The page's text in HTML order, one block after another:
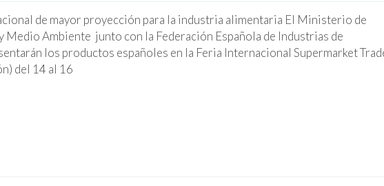
de mayor proyección para la industria alimentaria El Ministerio de
Ambiente junto con la Federación Española de Industrias de
los productos españoles en la Feria Internacional Supermarket
del 14 al 16